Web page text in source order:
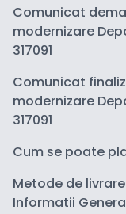
Comunicat
modernizare
317091
Comunicat
modernizare
317091
Cum se poate
Metode de livrare
Informatii